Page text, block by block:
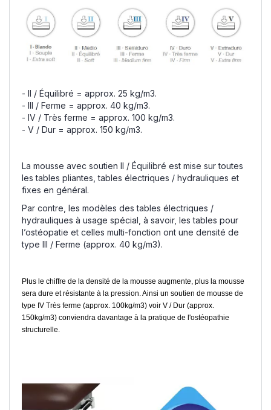
- II / Équilibré = approx. 25 kg/m3.
- III / Ferme = approx. 40 kg/m3.
- IV / Très ferme = approx. 100 kg/m3.
- V / Dur = approx. 150 kg/m3.
La mousse avec soutien II / Équilibré est mise sur toutes
les tables pliantes, tables électriques / hydrauliques et
fixes en général.
Par contre, les modèles des tables électriques /
hydrauliques à usage spécial, à savoir, les tables pour
l’ostéopatie et celles multi-fonction ont une densité de
type III / Ferme (approx. 40 kg/m3).
Plus le chiffre de la densité de la mousse augmente, plus la mousse
sera dure et résistante à la pression. Ainsi un soutien de mousse de
type IV Très ferme (approx. 100kg/m3) voir V / Dur (approx.
150kg/m3) conviendra davantage à la pratique de l'ostéopathie
structurelle.